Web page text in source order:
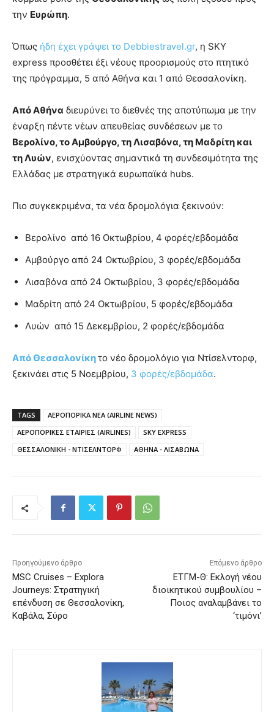
την Ευρώπη.
Όπως ήδη έχει γράψει το Debbiestravel.gr, η SKY
express προσθέτει έξι νέους προορισμούς στο πτητικό
της πρόγραμμα, 5 από Αθήνα και 1 από Θεσσαλονίκη.
Από Αθήνα διευρύνει το διεθνές της αποτύπωμα με την
έναρξη πέντε νέων απευθείας συνδέσεων με το
Βερολίνο, το Αμβούργο, τη Λισαβόνα, τη Μαδρίτη και
τη Λυών, ενισχύοντας σημαντικά τη συνδεσιμότητα της
Ελλάδας με στρατηγικά ευρωπαϊκά hubs.
Πιο συγκεκριμένα, τα νέα δρομολόγια ξεκινούν:
Βερολίνο από 16 Οκτωβρίου, 4 φορές/εβδομάδα
Αμβούργο από 24 Οκτωβρίου, 3 φορές/εβδομάδα
Λισαβόνα από 24 Οκτωβρίου, 3 φορές/εβδομάδα
Μαδρίτη από 24 Οκτωβρίου, 5 φορές/εβδομάδα
Λυών από 15 Δεκεμβρίου, 2 φορές/εβδομάδα
Από Θεσσαλονίκητο νέο δρομολόγιο για Ντίσελντορφ,
ξεκινάει στις 5 Νοεμβρίου, 3 φορές/εβδομάδα.
TAGS
ΑΕΡΟΠΟΡΙΚΑ ΝΕΑ (AIRLINE NEWS)
ΑΕΡΟΠΟΡΙΚΕΣ ΕΤΑΙΡΙΕΣ (AIRLINES)
SKY EXPRESS
ΘΕΣΣΑΛΟΝΙΚΗ - ΝΤΙΣΕΛΝΤΟΡΦ
ΑΘΗΝΑ - ΛΙΣΑΒΩΝΑ
Προηγούμενο άρθρο
MSC Cruises – Explora
Journeys: Στρατηγική
επένδυση σε Θεσσαλονίκη,
Καβάλα, Σύρο
Επόμενο άρθρο
ΕΤΓΜ-Θ: Εκλογή νέου
διοικητικού συμβουλίου –
Ποιος αναλαμβάνει το
‘τιμόνι’